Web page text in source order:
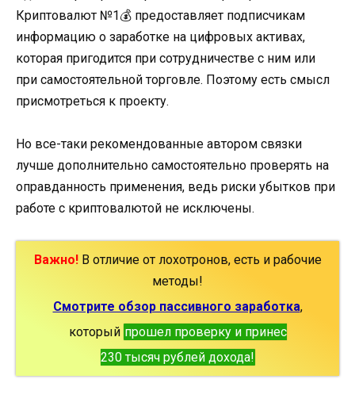
Криптовалют №1💰 предоставляет подписчикам
информацию о заработке на цифровых активах,
которая пригодится при сотрудничестве с ним или
при самостоятельной торговле. Поэтому есть смысл
присмотреться к проекту.
Но все-таки рекомендованные автором связки
лучше дополнительно самостоятельно проверять на
оправданность применения, ведь риски убытков при
работе с криптовалютой не исключены.
Важно!В отличие от лохотронов, есть и рабочие
методы!
Смотрите обзор пассивного заработка,
который прошел проверку и принес
230 тысяч рублей дохода!